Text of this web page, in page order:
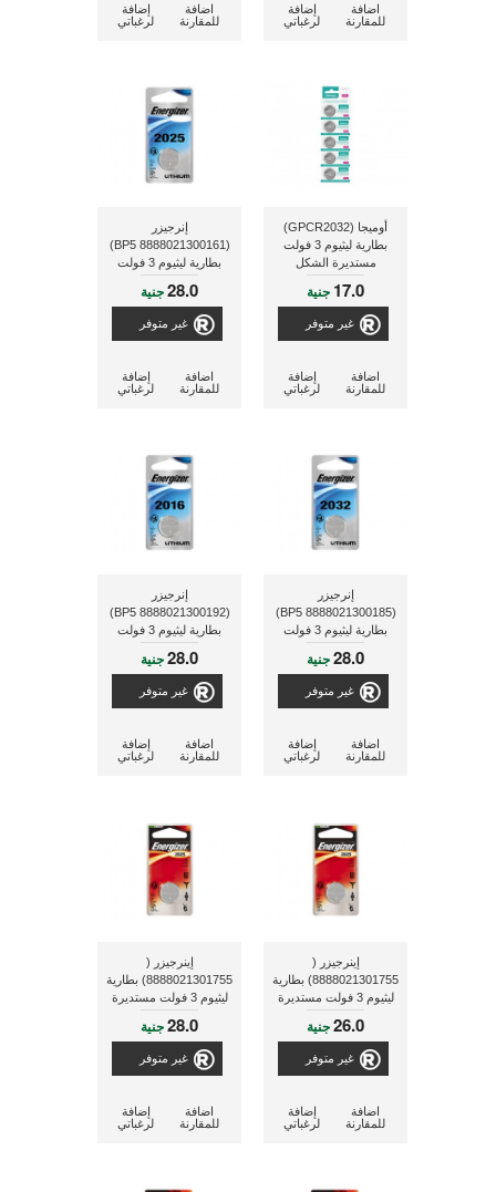
إضافة
لرغباتي
اضافة
للمقارنة
إضافة
لرغباتي
اضافة
للمقارنة
أوميجا (GPCR2032)
بطارية ليثيوم 3 فولت
مستديرة الشكل
17.0 جنية
غير متوفر
إضافة
لرغباتي
اضافة
للمقارنة
إنرجيزر
(BP5 8888021300161)
بطارية ليثيوم 3 فولت
مستديرة الشكل
28.0جنية
غير متوفر
إضافة
لرغباتي
اضافة
للمقارنة
إنرجيزر
(BP5 8888021300185)
بطارية ليثيوم 3 فولت
مستديرة الشكل
28.0جنية
غير متوفر
إضافة
لرغباتي
اضافة
للمقارنة
إنرجيزر
(BP5 8888021300192)
بطارية ليثيوم 3 فولت
مستديرة الشكل
28.0جنية
غير متوفر
إضافة
لرغباتي
اضافة
للمقارنة
إينرجيزر (
8888021301755) بطارية
ليثيوم 3 فولت مستديرة
الشكل
26.0جنية
غير متوفر
إضافة
لرغباتي
اضافة
للمقارنة
إينرجيزر (
8888021301755) بطارية
ليثيوم 3 فولت مستديرة
الشكل C 2025-BP128.0جنية
غير متوفر
إضافة
لرغباتي
اضافة
للمقارنة